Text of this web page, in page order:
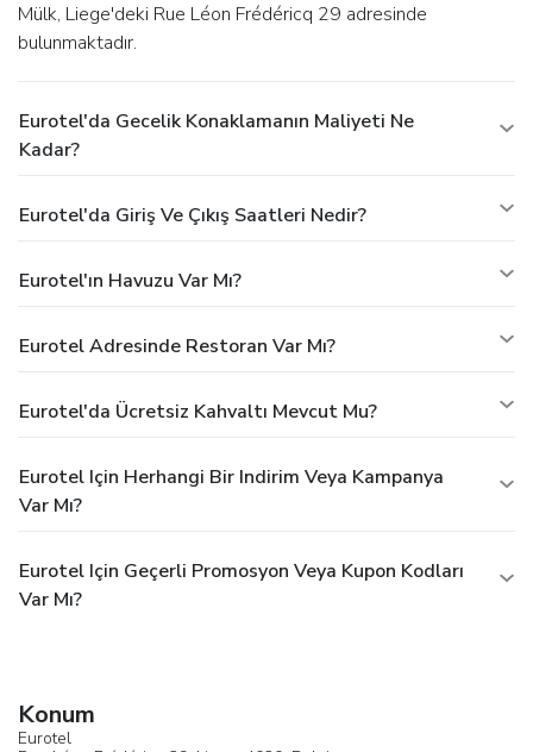
Mülk, Liege'deki Rue Léon Frédéricq 29 adresinde
bulunmaktadır.
Eurotel'da Gecelik Konaklamanın Maliyeti Ne
Kadar?
Eurotel'da Giriş Ve Çıkış Saatleri Nedir?
Eurotel'ın Havuzu Var Mı?
Eurotel Adresinde Restoran Var Mı?
Eurotel'da Ücretsiz Kahvaltı Mevcut Mu?
Eurotel Için Herhangi Bir Indirim Veya Kampanya
Var Mı?
Eurotel Için Geçerli Promosyon Veya Kupon Kodları
Var Mı?
Konum
Eurotel